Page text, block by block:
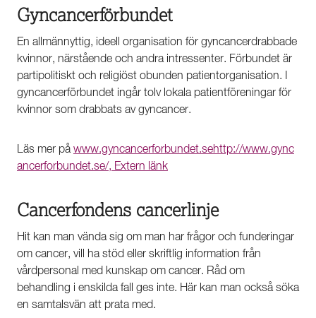
Gyncancerförbundet
En allmännyttig, ideell organisation för gyncancerdrabbade
kvinnor, närstående och andra intressenter. Förbundet är
partipolitiskt och religiöst obunden patientorganisation. I
gyncancerförbundet ingår tolv lokala patientföreningar för
kvinnor som drabbats av gyncancer.
Läs mer påwww.gyncancerforbundet.sehttp://www.gync
ancerforbundet.se/, Extern länk
Cancerfondens cancerlinje
Hit kan man vända sig om man har frågor och funderingar
om cancer, vill ha stöd eller skriftlig information från
vårdpersonal med kunskap om cancer. Råd om
behandling i enskilda fall ges inte. Här kan man också söka
en samtalsvän att prata med.